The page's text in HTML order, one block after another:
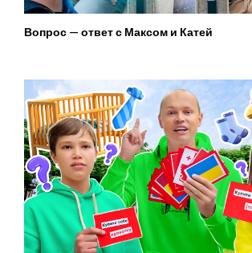
Вопрос — ответ с Максом и Катей